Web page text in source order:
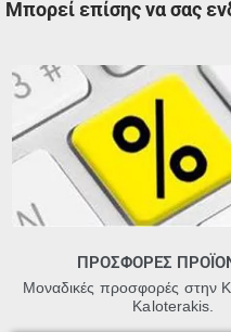
Μπορεί επίσης να σας
ΠΡΟΣΦΟΡΕΣ
Μοναδικές προσφορές στην
Kaloterakis.